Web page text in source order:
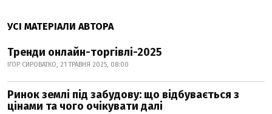
УСІ МАТЕРІАЛИ АВТОРА
Тренди онлайн-торгівлі-2025
ІГОР СИРОВАТКО, 21 ТРАВНЯ 2025, 08:00
Ринок землі під забудову: що відбувається з
цінами та чого очікувати далі